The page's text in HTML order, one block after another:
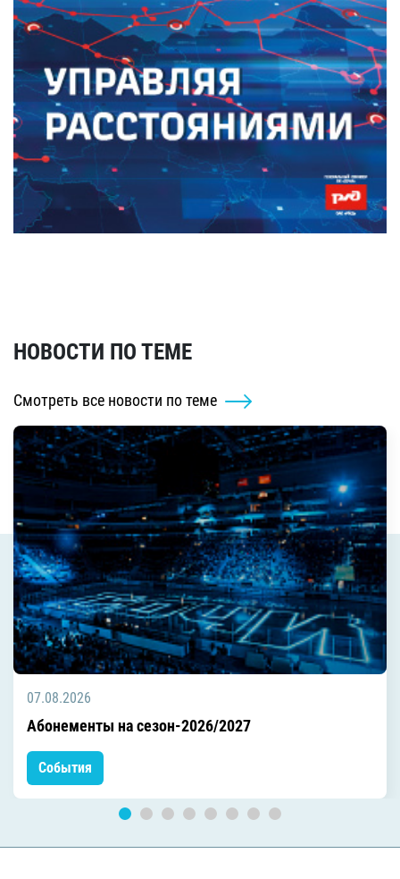
НОВОСТИ ПО ТЕМЕ
Смотреть все новости по теме
07.08.2026
Абонементы на сезон-2026/2027
События